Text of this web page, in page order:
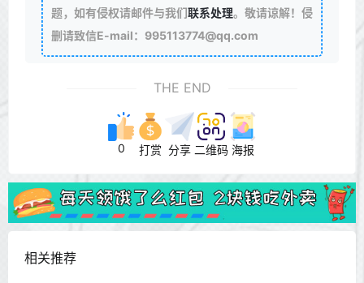
题，如有侵权请邮件与我们联系处理。敬请谅解！侵
删请致信E-mail：995113774@qq.com
THE END
0 打赏 分享 二维码 海报
相关推荐